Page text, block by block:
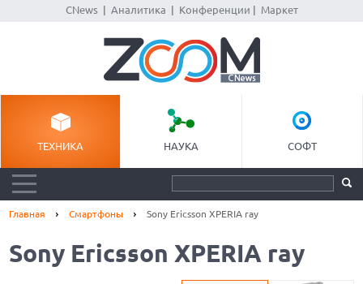
CNews| Аналитика Конференции Маркет
ТЕХНИКА НАУКА СОФТ
Главная Смартфоны Sony Ericsson XPERIA ray
Sony Ericsson XPERIA ray